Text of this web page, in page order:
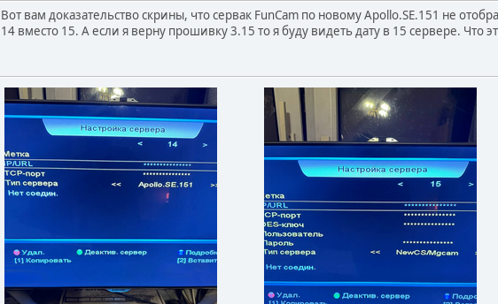
Вот вам доказательство скрины, что сервак FunCam по новому Apollo.SE.151 не
14 вместо 15. А если я верну прошивку 3.15 то я буду видеть дату в 15 сервере. Что